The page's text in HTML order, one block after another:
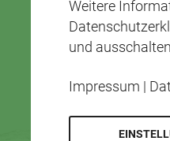
Weitere
und
Impressum |